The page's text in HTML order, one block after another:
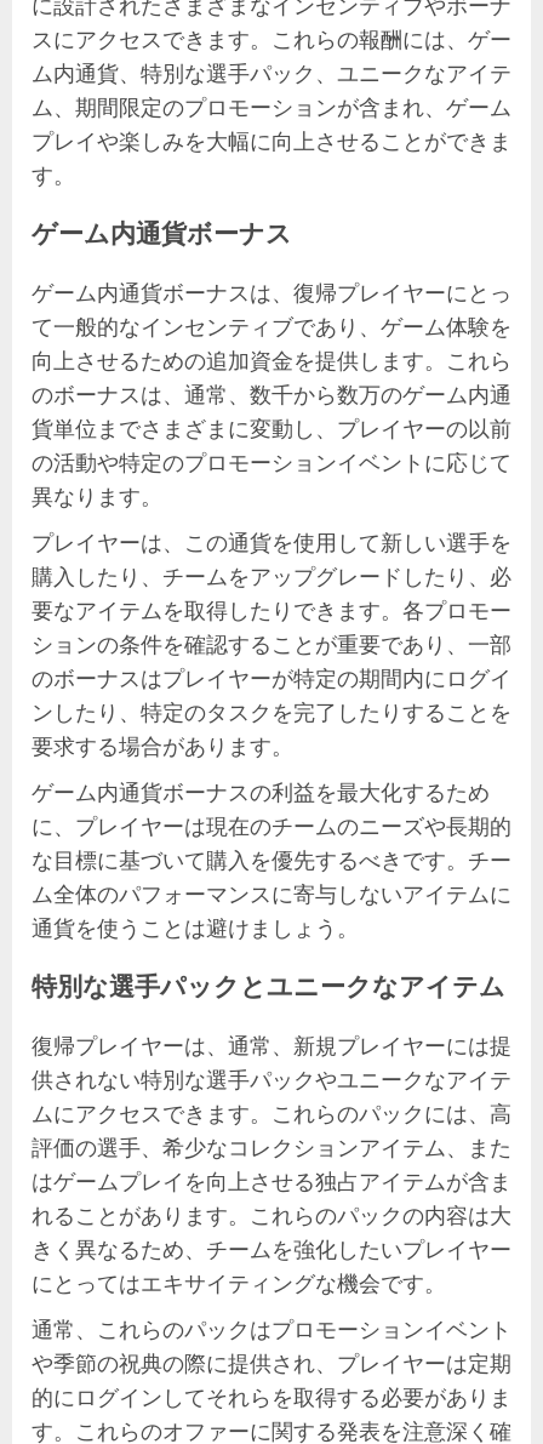
スにアクセスできます。これらの報酬には、ゲー
ム内通貨、特別な選手パック、ユニークなアイテ
ム、期間限定のプロモーションが含まれ、ゲーム
プレイや楽しみを大幅に向上させることができま
す。
ゲーム内通貨ボーナス
ゲーム内通貨ボーナスは、復帰プレイヤーにとっ
て一般的なインセンティブであり、ゲーム体験を
向上させるための追加資金を提供します。これら
のボーナスは、通常、数千から数万のゲーム内通
貨単位までさまざまに変動し、プレイヤーの以前
の活動や特定のプロモーションイベントに応じて
異なります。
プレイヤーは、この通貨を使用して新しい選手を
購入したり、チームをアップグレードしたり、必
要なアイテムを取得したりできます。各プロモー
ションの条件を確認することが重要であり、一部
のボーナスはプレイヤーが特定の期間内にログイ
ンしたり、特定のタスクを完了したりすることを
要求する場合があります。
ゲーム内通貨ボーナスの利益を最大化するため
に、プレイヤーは現在のチームのニーズや長期的
な目標に基づいて購入を優先するべきです。チー
ム全体のパフォーマンスに寄与しないアイテムに
通貨を使うことは避けましょう。
特別な選手パックとユニークなアイテム
復帰プレイヤーは、通常、新規プレイヤーには提
供されない特別な選手パックやユニークなアイテ
ムにアクセスできます。これらのパックには、高
評価の選手、希少なコレクションアイテム、また
はゲームプレイを向上させる独占アイテムが含ま
れることがあります。これらのパックの内容は大
きく異なるため、チームを強化したいプレイヤー
にとってはエキサイティングな機会です。
通常、これらのパックはプロモーションイベント
や季節の祝典の際に提供され、プレイヤーは定期
的にログインしてそれらを取得する必要がありま
す。これらのオファーに関する発表を注意深く確